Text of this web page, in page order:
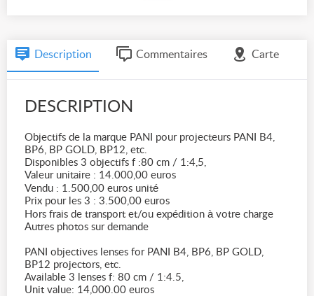
Description Commentaires Carte
DESCRIPTION
Objectifs de la marque PANI pour projecteurs PANI B4,
BP6, BP GOLD, BP12, etc.
Disponibles 3 objectifs f :80 cm / 1:4,5,
Valeur unitaire : 14.000,00 euros
Vendu : 1.500,00 euros unité
Prix pour les 3 : 3.500,00 euros
Hors frais de transport et/ou expédition à votre charge
Autres photos sur demande
PANI objectives lenses for PANI B4, BP6, BP GOLD,
BP12 projectors, etc.
Available 3 lenses f: 80 cm / 1:4.5,
Unit value: 14,000.00 euros